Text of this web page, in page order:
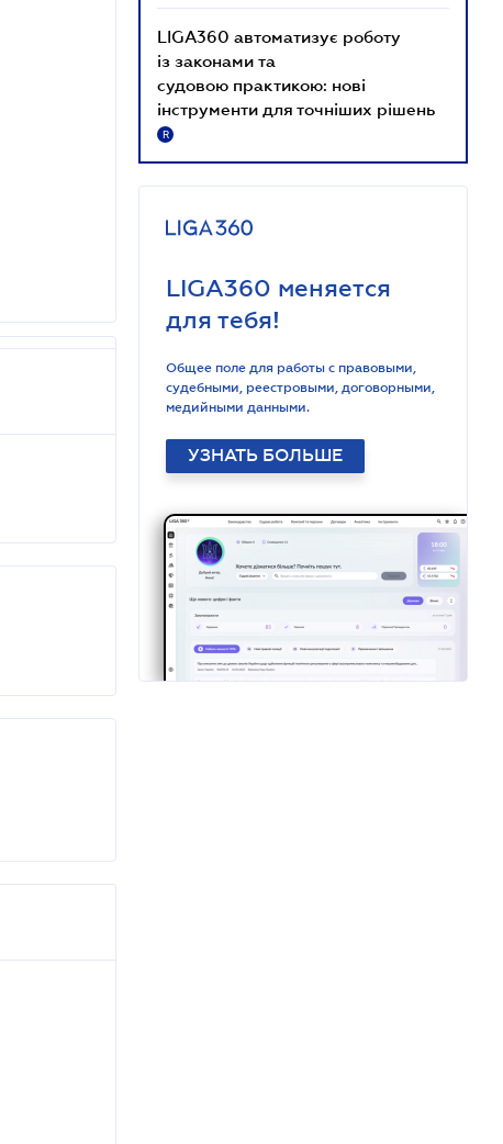
LIGA360 автоматизує роботу
із законами та
судовою практикою: нові
інструменти для точніших рішень
R
LIGA360 меняется
для тебя!
Общее поле для работы с правовыми,
судебными, реестровыми, договорными,
медийными данными.
УЗНАТЬ БОЛЬШЕ